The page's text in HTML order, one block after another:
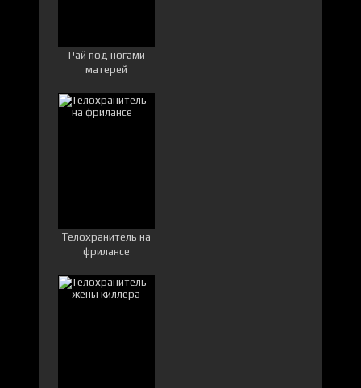
Рай под ногами
матерей
Телохранитель на
фрилансе